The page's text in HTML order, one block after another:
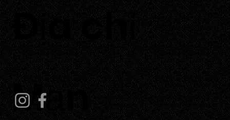
​Địa chỉ
Thôn Tuấn Tú, Xã Phước Dinh, Tỉnh Khánh Hoà
Mạn